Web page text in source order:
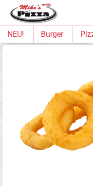
NEU! Burger